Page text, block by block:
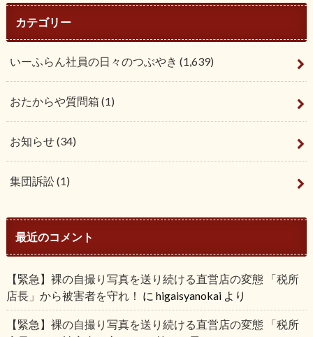
カテゴリー
いーふらん社員の日々のつぶやき (1,639)
おたからや質問箱 (1)
お知らせ(34)
集団訴訟(1)
最近のコメント
【緊急】裸の自撮り写真を送り続ける直営店の変態 「税所
店長」から被害者を守れ！ に higaisyanokaiより
【緊急】裸の自撮り写真を送り続ける直営店の変態 「税所